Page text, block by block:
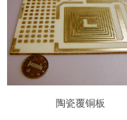
陶瓷覆铜板